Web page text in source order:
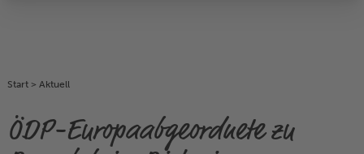
Start > Aktuell
ÖDP-Europaabgeordnete zu